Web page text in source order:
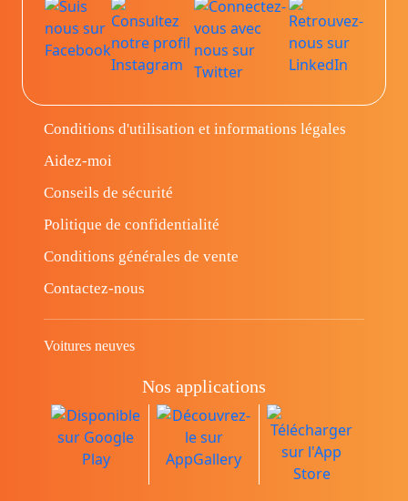
Conditions d'utilisation et informations légales
Aidez-moi
Conseils de sécurité
Politique de confidentialité
Conditions générales de vente
Contactez-nous
Voitures neuves
Nos applications